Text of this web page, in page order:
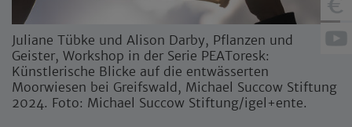
Juliane Tübke und Alison Darby, Pflanzen und
Geister, Workshop in der Serie PEAToresk:
Künstlerische Blicke auf die entwässerten
Moorwiesen bei Greifswald, Michael Succow Stiftung
2024. Foto: Michael Succow Stiftung/igel+ente.